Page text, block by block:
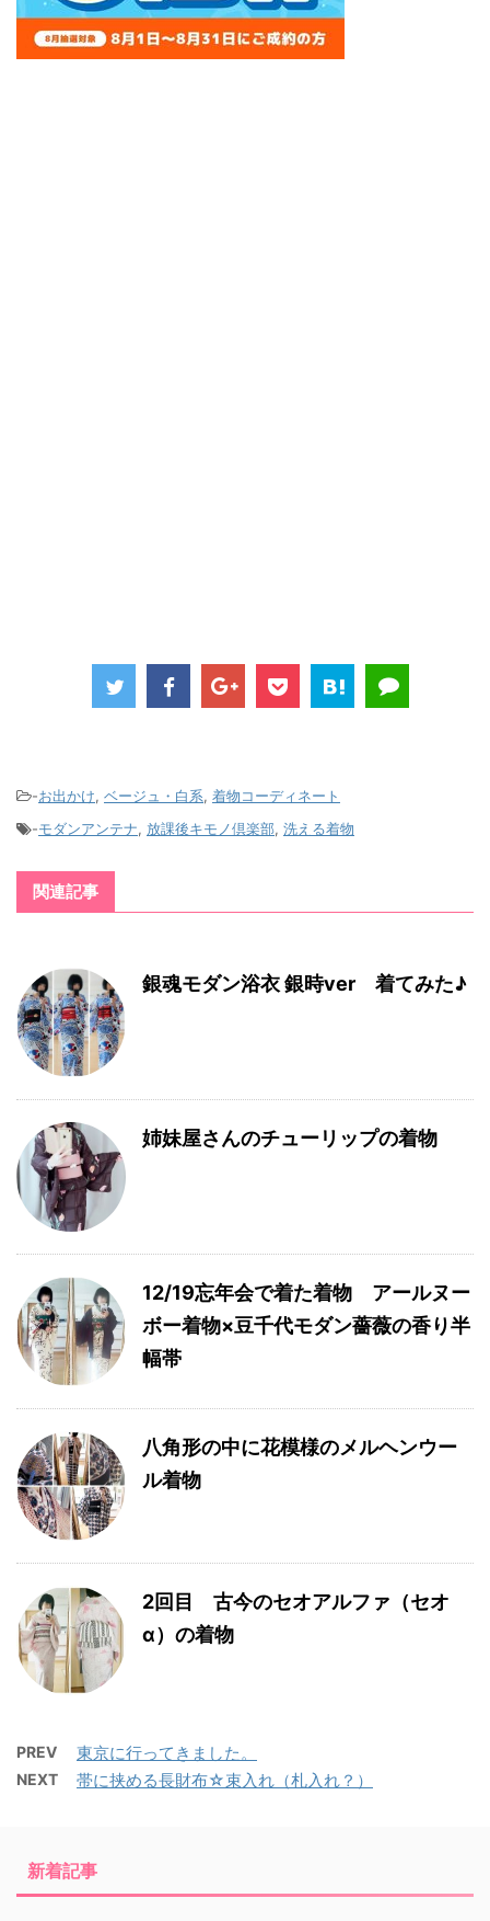
-お出かけ, ベージュ・白系, 着物コーディネート
-モダンアンテナ, 放課後キモノ倶楽部, 洗える着物
関連記事
銀魂モダン浴衣 銀時ver 着てみた♪
姉妹屋さんのチューリップの着物
12/19忘年会で着た着物 アールヌー
ボー着物×豆千代モダン薔薇の香り半
幅帯
八角形の中に花模様のメルヘンウー
ル着物
2回目 古今のセオアルファ（セオ
α）の着物
PREV 東京に行ってきました。
NEXT 帯に挟める長財布☆束入れ（札入れ？）
新着記事